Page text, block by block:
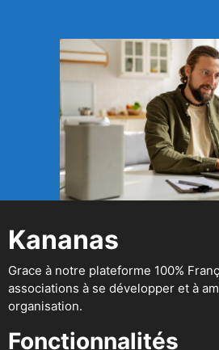
Kananas
Grace à notre plateforme 100%
associations à se développer et à
organisation.
Fonctionnalités